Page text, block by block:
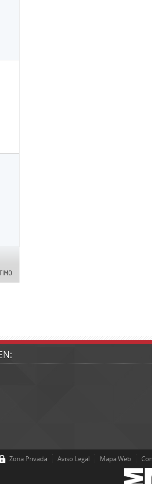
Zona Privada Aviso Legal Mapa Web